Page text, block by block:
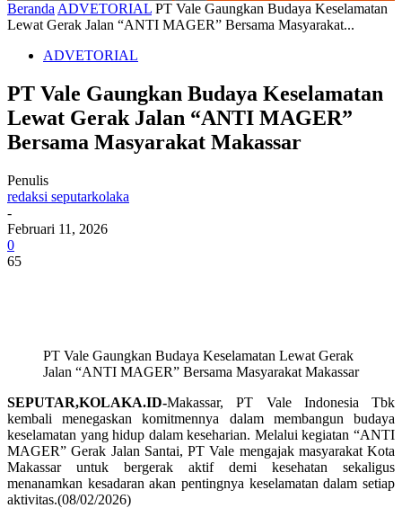
Beranda ADVETORIAL PT Vale Gaungkan Budaya Keselamatan
Lewat Gerak Jalan “ANTI MAGER” Bersama Masyarakat...
ADVETORIAL
PT Vale Gaungkan Budaya Keselamatan
Lewat Gerak Jalan “ANTI MAGER”
Bersama Masyarakat Makassar
Penulis
redaksi seputarkolaka
-
Februari 11, 2026
0
65
PT Vale Gaungkan Budaya Keselamatan Lewat Gerak
Jalan “ANTI MAGER” Bersama Masyarakat Makassar
SEPUTAR,KOLAKA.ID-Makassar, PT Vale Indonesia Tbk
kembali menegaskan komitmennya dalam membangun budaya
keselamatan yang hidup dalam keseharian. Melalui kegiatan “ANTI
MAGER” Gerak Jalan Santai, PT Vale mengajak masyarakat Kota
Makassar untuk bergerak aktif demi kesehatan sekaligus
menanamkan kesadaran akan pentingnya keselamatan dalam setiap
aktivitas.(08/02/2026)